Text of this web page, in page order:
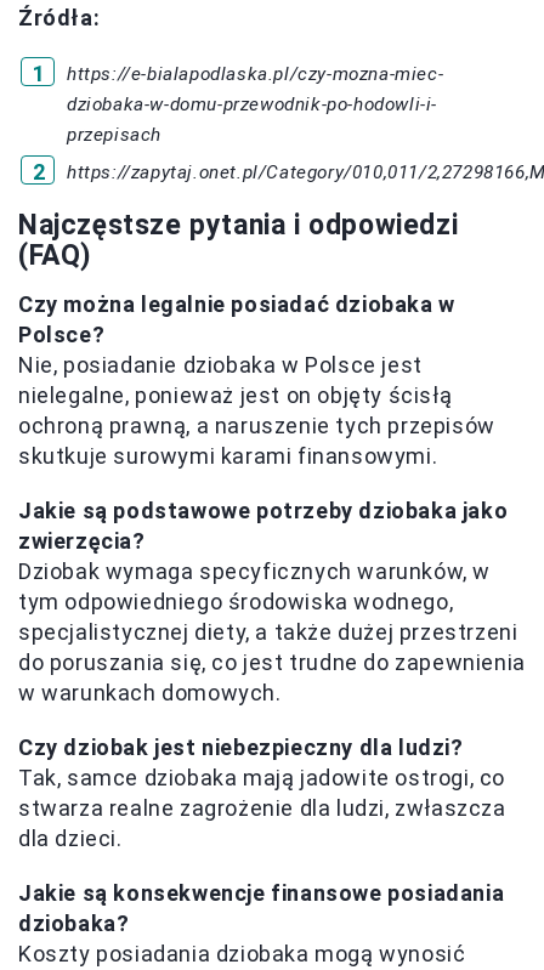
Źródła:
https://e-bialapodlaska.pl/czy-mozna-miec-
dziobaka-w-domu-przewodnik-po-hodowli-i-
przepisach
https://zapytaj.onet.pl/Category/010,011/
Najczęstsze pytania i odpowiedzi
(FAQ)
Czy można legalnie posiadać dziobaka w
Polsce?
Nie, posiadanie dziobaka w Polsce jest
nielegalne, ponieważ jest on objęty ścisłą
ochroną prawną, a naruszenie tych przepisów
skutkuje surowymi karami finansowymi.
Jakie są podstawowe potrzeby dziobaka jako
zwierzęcia?
Dziobak wymaga specyficznych warunków, w
tym odpowiedniego środowiska wodnego,
specjalistycznej diety, a także dużej przestrzeni
do poruszania się, co jest trudne do zapewnienia
w warunkach domowych.
Czy dziobak jest niebezpieczny dla ludzi?
Tak, samce dziobaka mają jadowite ostrogi, co
stwarza realne zagrożenie dla ludzi, zwłaszcza
dla dzieci.
Jakie są konsekwencje finansowe posiadania
dziobaka?
Koszty posiadania dziobaka mogą wynosić